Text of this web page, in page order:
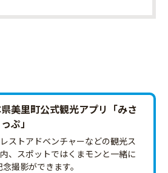
美里町公式観光アプリ「みさ
ぷ‬」
ストアドベンチャーなどの観光ス
、スポットではくまモンと一緒に
撮影ができます。